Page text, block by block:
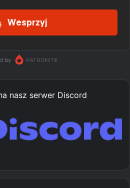
nasz serwer Discord